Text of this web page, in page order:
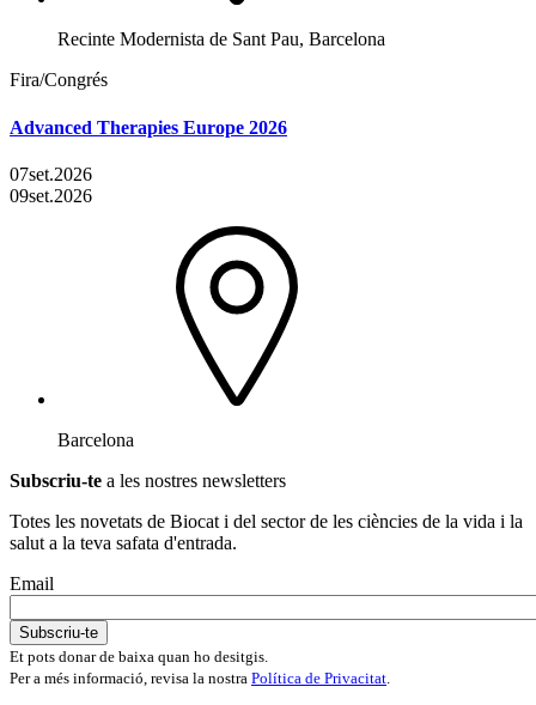
Recinte Modernista de Sant Pau, Barcelona
Fira/Congrés
Advanced Therapies Europe 2026
07set.2026
09set.2026
Barcelona
Subscriu-te a les nostres newsletters
Totes les novetats de Biocat i del sector de les ciències de la vida i la
salut a la teva safata d'entrada.
Email
Et pots donar de baixa quan ho desitgis.
Per a més informació, revisa la nostra Política de Privacitat